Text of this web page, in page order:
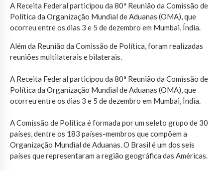
A Receita Federal participou da 80ª Reunião da Comissão de
Política da Organização Mundial de Aduanas (OMA), que
ocorreu entre os dias 3 e 5 de dezembro em Mumbai, Índia.
Além da Reunião da Comissão de Política, foram realizadas
reuniões multilaterais e bilaterais.
A Receita Federal participou da 80ª Reunião da Comissão de
Política da Organização Mundial de Aduanas (OMA), que
ocorreu entre os dias 3 e 5 de dezembro em Mumbai, Índia.
A Comissão de Política é formada por um seleto grupo de 30
países, dentre os 183 países-membros que compõem a
Organização Mundial de Aduanas. O Brasil é um dos seis
países que representaram a região geográfica das Américas.